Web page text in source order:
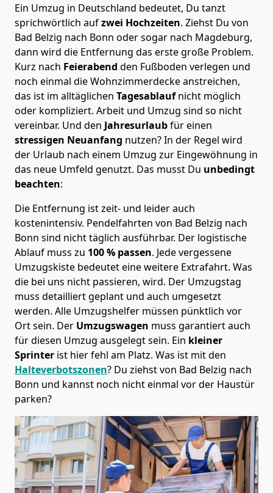
Ein Umzug in Deutschland bedeutet, Du tanzt
sprichwörtlich aufzwei Hochzeiten. Ziehst Du von
Bad Belzig nach Bonn oder sogar nach Magdeburg,
dann wird die Entfernung das erste große Problem.
Kurz nach Feierabend den Fußboden verlegen und
noch einmal die Wohnzimmerdecke anstreichen,
das ist im alltäglichen Tagesablaufnicht möglich
oder kompliziert. Arbeit und Umzug sind so nicht
vereinbar. Und den Jahresurlaubfür einen
stressigen Neuanfang nutzen? In der Regel wird
der Urlaub nach einem Umzug zur Eingewöhnung in
das neue Umfeld genutzt. Das musst Du unbedingt
beachten:
Die Entfernung ist zeit- und leider auch
kostenintensiv. Pendelfahrten von Bad Belzig nach
Bonn sind nicht täglich ausführbar. Der logistische
Ablauf muss zu 100 % passen. Jede vergessene
Umzugskiste bedeutet eine weitere Extrafahrt. Was
die bei uns nicht passieren, wird. Der Umzugstag
muss detailliert geplant und auch umgesetzt
werden. Alle Umzugshelfer müssen pünktlich vor
Ort sein. Der Umzugswagen muss garantiert auch
für diesen Umzug ausgelegt sein. Ein kleiner
Sprinter ist hier fehl am Platz. Was ist mit den
Halteverbotszonen? Du ziehst von Bad Belzig nach
Bonn und kannst noch nicht einmal vor der Haustür
parken?